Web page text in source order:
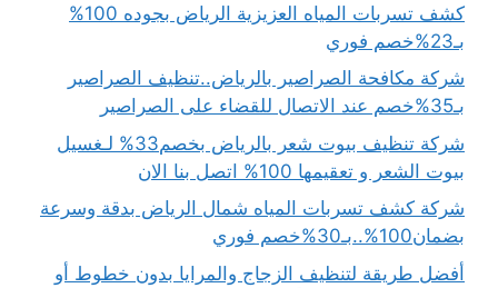
كشف تسربات المياه العزيزية الرياض بجوده 100%
بـ23%خصم فوري
شركة مكافحة الصراصير بالرياض..تنظيف الصراصير
بـ35%خصم عند الاتصال للقضاء على الصراصير
شركة تنظيف بيوت شعر بالرياض بخصم33% لـغسيل
بيوت الشعر و تعقيمها 100% اتصل بنا الان
شركة كشف تسربات المياه شمال الرياض بدقة وسرعة
بضمان100%..بـ30%خصم فوري
أفضل طريقة لتنظيف الزجاج والمرايا بدون خطوط أو